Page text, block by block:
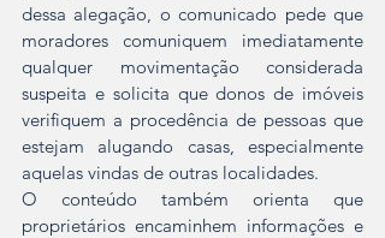
dessa alegação, o comunicado pede que
moradores comuniquem imediatamente
qualquer movimentação considerada
suspeita e solicita que donos de imóveis
verifiquem a procedência de pessoas que
estejam alugando casas, especialmente
aquelas vindas de outras localidades.
O conteúdo também orienta que
proprietários encaminhem informações e